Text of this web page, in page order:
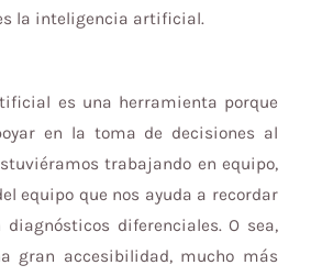
la inteligencia artificial.
es una herramienta porque
en la toma de decisiones al
trabajando en equipo,
equipo que nos ayuda a recordar
diferenciales. O sea,
gran accesibilidad, mucho más